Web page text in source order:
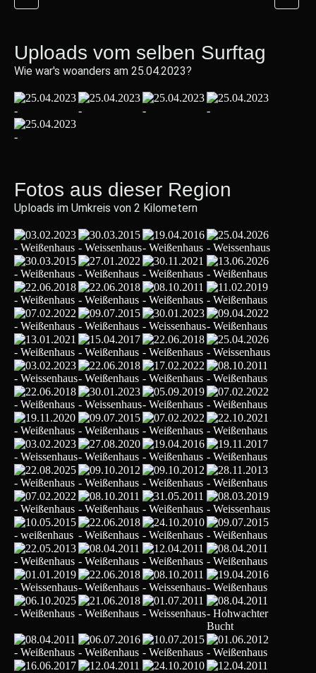
Uploads vom selben Surftag
Wie war's woanders am 25.04.2023?
Fotos aus dieser Region
Uploads im Umkreis von 2 Kilometern